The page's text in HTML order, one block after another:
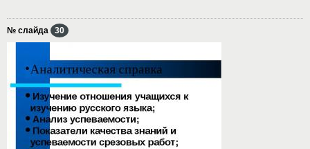
№ слайда 30